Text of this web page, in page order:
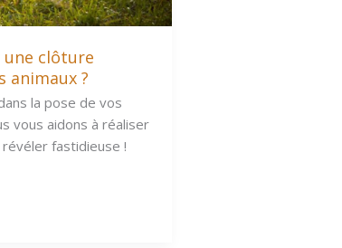
clôture
animaux ?
la pose de vos
vous aidons à réaliser
fastidieuse !